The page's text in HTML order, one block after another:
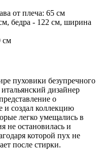
от плеча: 65 см
бедра - 122 см, ширина
см
пуховики безупречного
дизайнер
о
и создал коллекцию
легко умещались в
не остановилась и
которой пух не
после стирки.